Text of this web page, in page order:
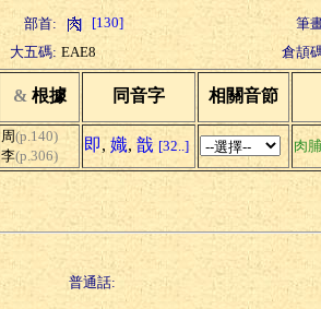
部首: [130]
筆
大五碼: EAE8 倉頡
& 根據 同音字 相關音節
周(p.140)
李(p.306)
即, 嬂, 戠 [32..] 肉
普通話: